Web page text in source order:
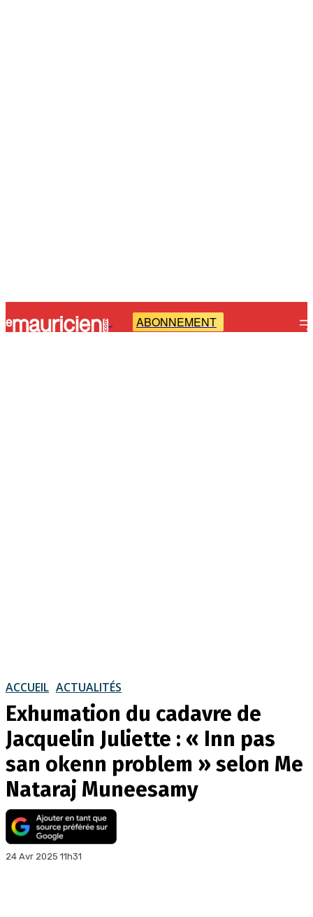
- ABONNEMENT
ACCUEIL ACTUALITÉS
Exhumation du cadavre de
Jacquelin Juliette : « Inn pas
san okenn problem » selon Me
Nataraj Muneesamy
24 Avr 2025 11h31